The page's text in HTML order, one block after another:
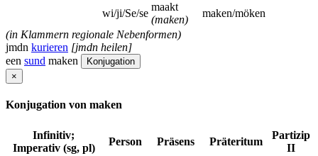
wi/ji/Se/se
maakt
(maken)
maken/möken
(in Klammern regionale Nebenformen)
jmdn kurieren [jmdn heilen]
een sund maken
Konjugation
×
Konjugation von maken
Infinitiv;
Imperativ (sg, pl)
Person Präsens Präteritum
Partizip
II